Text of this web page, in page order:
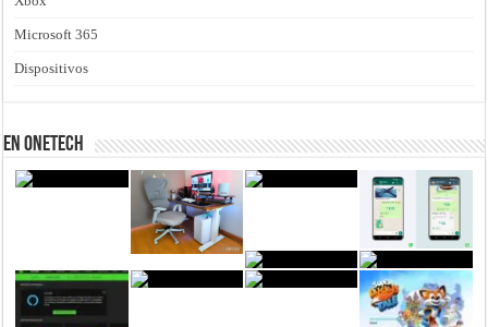
Microsoft 365
Dispositivos
En Onetech